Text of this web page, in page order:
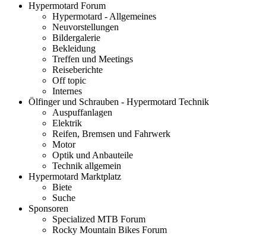
Hypermotard Forum
Hypermotard - Allgemeines
Neuvorstellungen
Bildergalerie
Bekleidung
Treffen und Meetings
Reiseberichte
Off topic
Internes
Ölfinger und Schrauben - Hypermotard Technik
Auspuffanlagen
Elektrik
Reifen, Bremsen und Fahrwerk
Motor
Optik und Anbauteile
Technik allgemein
Hypermotard Marktplatz
Biete
Suche
Sponsoren
Specialized MTB Forum
Rocky Mountain Bikes Forum